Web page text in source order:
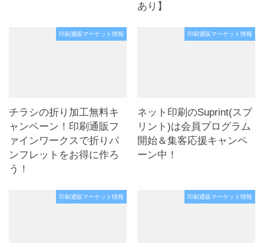
あり】
印刷通販マーケット情報
チラシの折り加工無料キ
ャンペーン！印刷通販フ
ァインワークスで折りパ
ンフレットをお得に作ろ
う！
印刷通販マーケット情報
ネット印刷のSuprint(スプ
リント)は会員プログラム
開始＆集客応援キャンペ
ーン中！
印刷通販マーケット情報 印刷通販マーケット情報